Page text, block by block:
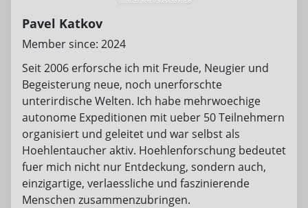
Pavel Katkov
Member since: 2024
Seit 2006 erforsche ich mit Freude, Neugier und
Begeisterung neue, noch unerforschte
unterirdische Welten. Ich habe mehrwoechige
autonome Expeditionen mit ueber 50 Teilnehmern
organisiert und geleitet und war selbst als
Hoehlentaucher aktiv. Hoehlenforschung bedeutet
fuer mich nicht nur Entdeckung, sondern auch,
einzigartige, verlaessliche und faszinierende
Menschen zusammenzubringen.